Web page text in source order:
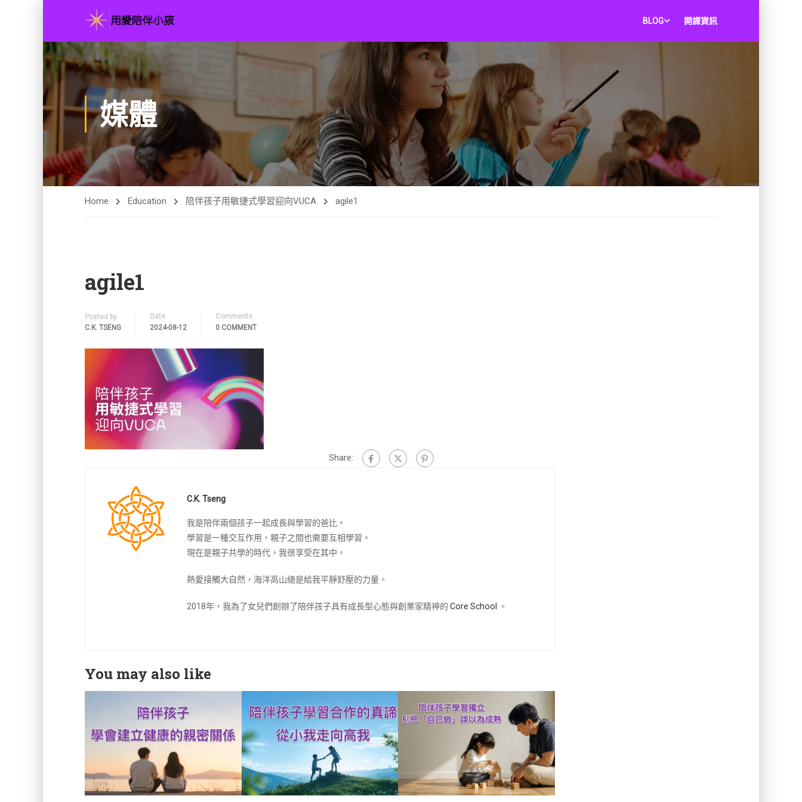
BLOG 開課資訊
媒體
Home Education 陪伴孩子用敏捷式學習迎向VUCA agile1
agile1
Posted by
C.K. TSENG
Date
2024-08-12
Comments
0 COMMENT
Share:
C.K. Tseng
我是陪伴兩個孩子一起成長與學習的爸比。
學習是一種交互作用，親子之間也需要互相學習。
現在是親子共學的時代，我很享受在其中。
熱愛接觸大自然，海洋高山總是給我平靜舒壓的力量。
2018年，我為了女兒們創辦了陪伴孩子具有成長型心態與創業家精神的 Core School 。
You may also like